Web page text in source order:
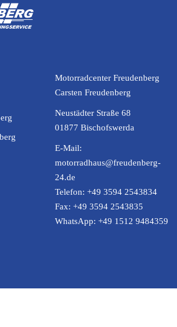
Motorradcenter Freudenberg
Carsten Freudenberg
Neustädter Straße 68
01877 Bischofswerda
E-Mail:
motorradhaus@freudenberg-
24.de
Telefon: +49 3594 2543834
Fax: +49 3594 2543835
WhatsApp: +49 1512 9484359